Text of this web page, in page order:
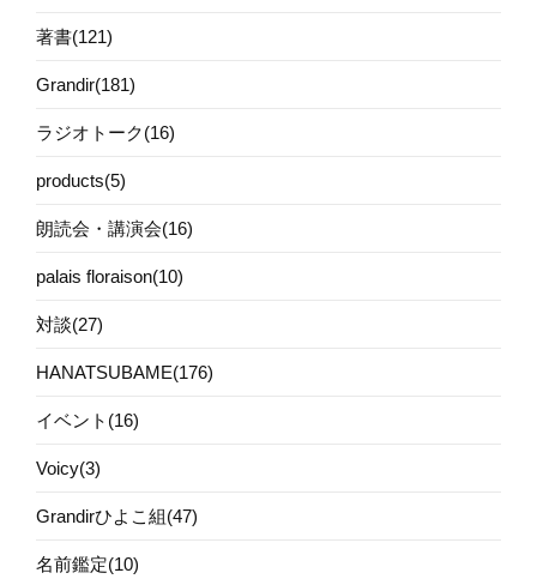
著書(121)
Grandir(181)
ラジオトーク(16)
products(5)
朗読会・講演会(16)
palais floraison(10)
対談(27)
HANATSUBAME(176)
イベント(16)
Voicy(3)
Grandirひよこ組(47)
名前鑑定(10)